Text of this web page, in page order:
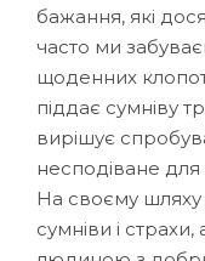
бажання, які
часто ми
щоденних
піддає сумніву
вирішує
несподіване для
На своєму шляху
сумніви і